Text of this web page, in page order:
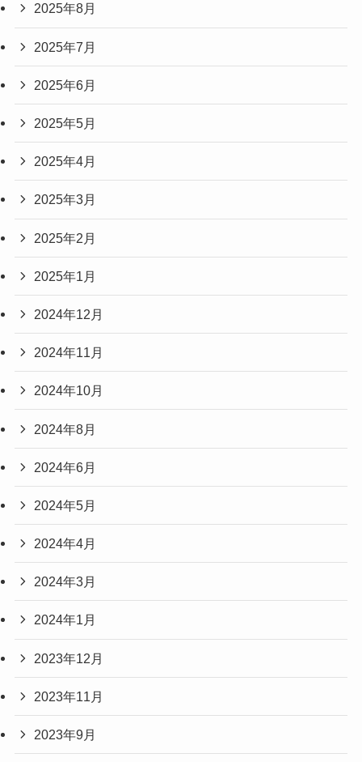
2025年8月
2025年7月
2025年6月
2025年5月
2025年4月
2025年3月
2025年2月
2025年1月
2024年12月
2024年11月
2024年10月
2024年8月
2024年6月
2024年5月
2024年4月
2024年3月
2024年1月
2023年12月
2023年11月
2023年9月